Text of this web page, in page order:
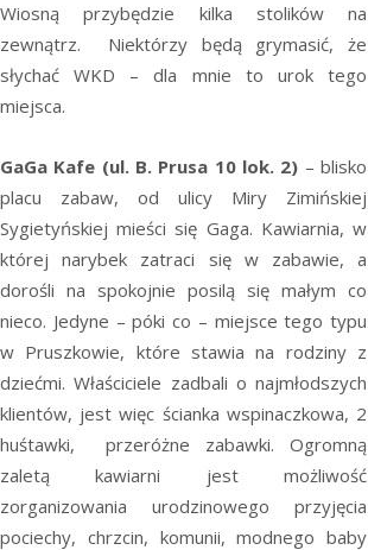
Wiosną przybędzie kilka stolików na
zewnątrz. Niektórzy będą grymasić, że
słychać WKD – dla mnie to urok tego
miejsca.
GaGa Kafe (ul. B. Prusa 10 lok. 2) – blisko
placu zabaw, od ulicy Miry Zimińskiej
Sygietyńskiej mieści się Gaga. Kawiarnia, w
której narybek zatraci się w zabawie, a
dorośli na spokojnie posilą się małym co
nieco. Jedyne – póki co – miejsce tego typu
w Pruszkowie, które stawia na rodziny z
dziećmi. Właściciele zadbali o najmłodszych
klientów, jest więc ścianka wspinaczkowa, 2
huśtawki, przeróżne zabawki. Ogromną
zaletą kawiarni jest możliwość
zorganizowania urodzinowego przyjęcia
pociechy, chrzcin, komunii, modnego baby